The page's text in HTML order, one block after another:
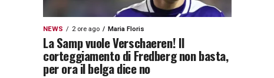
NEWS 2 ore ago Maria Floris
La Samp vuole Verschaeren! Il
corteggiamento di Fredberg non basta,
per ora il belga dice no